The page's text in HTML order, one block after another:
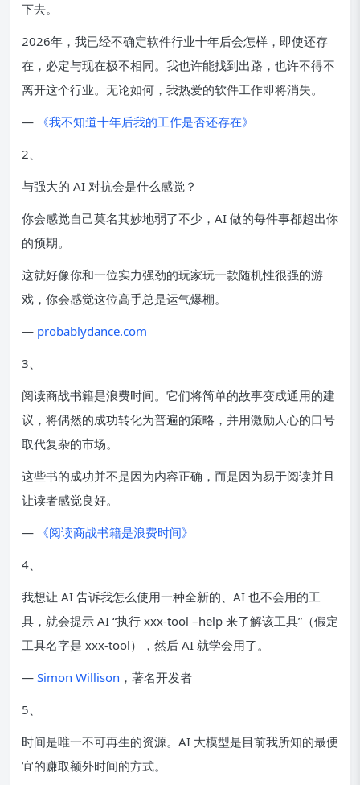
下去。
2026年，我已经不确定软件行业十年后会怎样，即使还存
在，必定与现在极不相同。我也许能找到出路，也许不得不
离开这个行业。无论如何，我热爱的软件工作即将消失。
— 《我不知道十年后我的工作是否还存在》
2、
与强大的 AI 对抗会是什么感觉？
你会感觉自己莫名其妙地弱了不少，AI 做的每件事都超出你
的预期。
这就好像你和一位实力强劲的玩家玩一款随机性很强的游
戏，你会感觉这位高手总是运气爆棚。
— probablydance.com
3、
阅读商战书籍是浪费时间。它们将简单的故事变成通用的建
议，将偶然的成功转化为普遍的策略，并用激励人心的口号
取代复杂的市场。
这些书的成功并不是因为内容正确，而是因为易于阅读并且
让读者感觉良好。
— 《阅读商战书籍是浪费时间》
4、
我想让 AI 告诉我怎么使用一种全新的、AI 也不会用的工
具，就会提示 AI “执行 xxx-tool –help 来了解该工具”（假定
工具名字是 xxx-tool），然后 AI 就学会用了。
— Simon Willison ，著名开发者
5、
时间是唯一不可再生的资源。AI 大模型是目前我所知的最便
宜的赚取额外时间的方式。